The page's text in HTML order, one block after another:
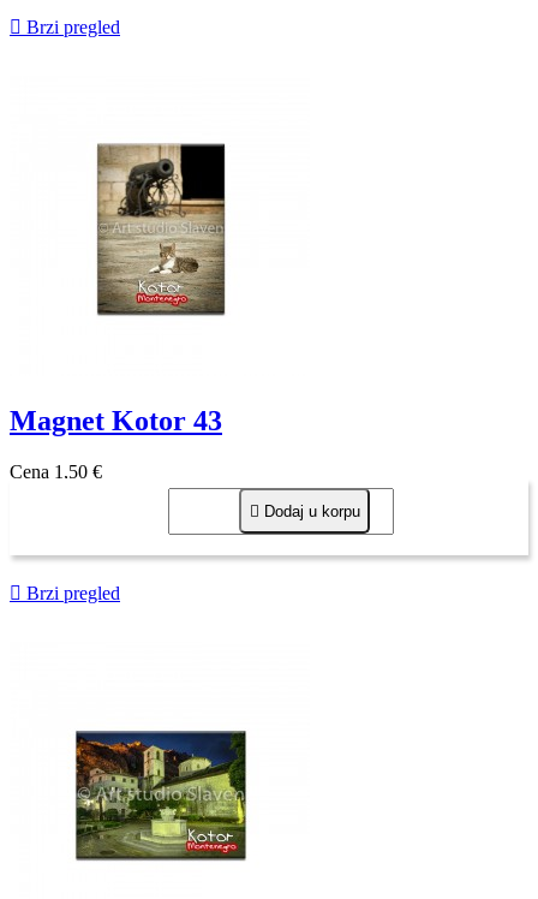
 Brzi pregled
Magnet Kotor 43
Cena 1,50 €
 Dodaj u korpu
 Brzi pregled